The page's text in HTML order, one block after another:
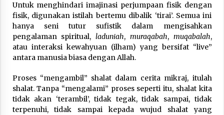
Untuk menghindari imajinasi perjumpaan fisik dengan
fisik, digunakan istilah bertemu dibalik ‘tirai’. Semua ini
hanya seni tutur sufistik dalam mengisahkan
pengalaman spiritual, laduniah, muraqabah, muqabalah,
atau interaksi kewahyuan (ilham) yang bersifat “live”
antara manusia biasa dengan Allah.
Proses “mengambil” shalat dalam cerita mikraj, itulah
shalat. Tanpa “mengalami” proses seperti itu, shalat kita
tidak akan ‘terambil’, tidak tegak, tidak sampai, tidak
terpenuhi, tidak sampai kepada wujud shalat yang